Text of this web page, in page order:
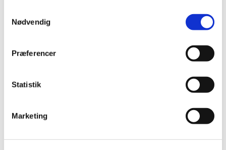
Nødvendig
Præferencer
Statistik
Marketing
– Desværre får vi ikke den lange træningsblok op til
VM, som jeg gerne ville have haft, siger Poulsen,
VM-debut.
lækkert, vi kommer af sted, og vi har spillet rigtig
også spille mixeddouble ved VM. Det gør hun med